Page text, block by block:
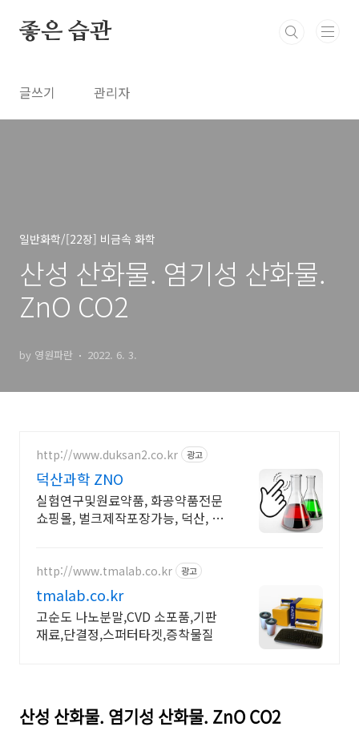
좋은 습관
글쓰기 관리자
일반화학/[22장] 비금속 화학
산성 산화물. 염기성 산화물.
ZnO CO2
by 영원파란 2022. 6. 3.
http://www.duksan2.co.kr 광고
덕산과학 ZNO
실험연구및원료약품, 화공약품전문
쇼핑몰, 벌크제작포장가능, 덕산, 대
http://www.tmalab.co.kr 광고
tmalab.co.kr
고순도 나노분말,CVD 소포품,기판
재료,단결정,스퍼터타겟,증착물질
산성 산화물. 염기성 산화물. ZnO CO2